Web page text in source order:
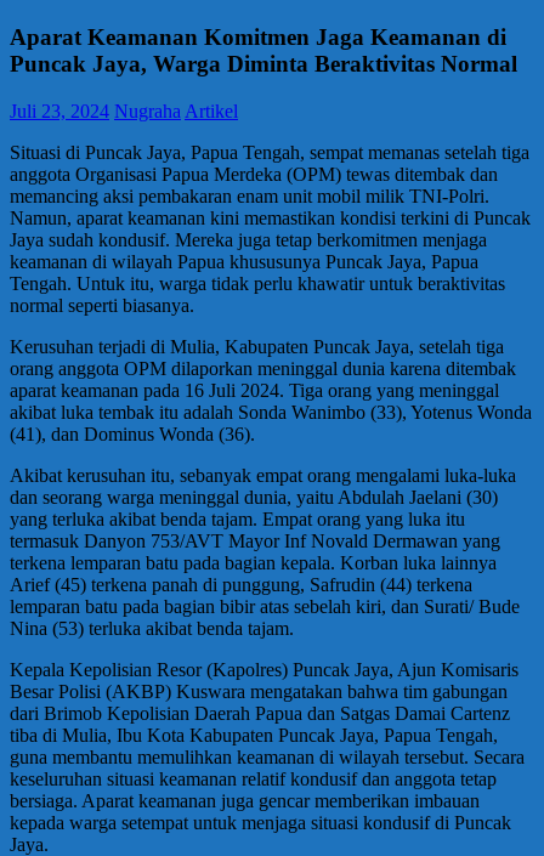
Aparat Keamanan Komitmen Jaga Keamanan di
Puncak Jaya, Warga Diminta Beraktivitas Normal
Juli 23, 2024 Nugraha Artikel
Situasi di Puncak Jaya, Papua Tengah, sempat memanas setelah tiga
anggota Organisasi Papua Merdeka (OPM) tewas ditembak dan
memancing aksi pembakaran enam unit mobil milik TNI-Polri.
Namun, aparat keamanan kini memastikan kondisi terkini di Puncak
Jaya sudah kondusif. Mereka juga tetap berkomitmen menjaga
keamanan di wilayah Papua khususunya Puncak Jaya, Papua
Tengah. Untuk itu, warga tidak perlu khawatir untuk beraktivitas
normal seperti biasanya.
Kerusuhan terjadi di Mulia, Kabupaten Puncak Jaya, setelah tiga
orang anggota OPM dilaporkan meninggal dunia karena ditembak
aparat keamanan pada 16 Juli 2024. Tiga orang yang meninggal
akibat luka tembak itu adalah Sonda Wanimbo (33), Yotenus Wonda
(41), dan Dominus Wonda (36).
Akibat kerusuhan itu, sebanyak empat orang mengalami luka-luka
dan seorang warga meninggal dunia, yaitu Abdulah Jaelani (30)
yang terluka akibat benda tajam. Empat orang yang luka itu
termasuk Danyon 753/AVT Mayor Inf Novald Dermawan yang
terkena lemparan batu pada bagian kepala. Korban luka lainnya
Arief (45) terkena panah di punggung, Safrudin (44) terkena
lemparan batu pada bagian bibir atas sebelah kiri, dan Surati/ Bude
Nina (53) terluka akibat benda tajam.
Kepala Kepolisian Resor (Kapolres) Puncak Jaya, Ajun Komisaris
Besar Polisi (AKBP) Kuswara mengatakan bahwa tim gabungan
dari Brimob Kepolisian Daerah Papua dan Satgas Damai Cartenz
tiba di Mulia, Ibu Kota Kabupaten Puncak Jaya, Papua Tengah,
guna membantu memulihkan keamanan di wilayah tersebut. Secara
keseluruhan situasi keamanan relatif kondusif dan anggota tetap
bersiaga. Aparat keamanan juga gencar memberikan imbauan
kepada warga setempat untuk menjaga situasi kondusif di Puncak
Jaya.